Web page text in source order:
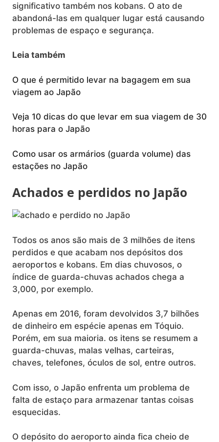
significativo também nos kobans. O ato de
abandoná-las em qualquer lugar está causando
problemas de espaço e segurança.
Leia também
O que é permitido levar na bagagem em sua
viagem ao Japão
Veja 10 dicas do que levar em sua viagem de 30
horas para o Japão
Como usar os armários (guarda volume) das
estações no Japão
Achados e perdidos no Japão
Todos os anos são mais de 3 milhões de itens
perdidos e que acabam nos depósitos dos
aeroportos e kobans. Em dias chuvosos, o
índice de guarda-chuvas achados chega a
3,000, por exemplo.
Apenas em 2016, foram devolvidos 3,7 bilhões
de dinheiro em espécie apenas em Tóquio.
Porém, em sua maioria. os itens se resumem a
guarda-chuvas, malas velhas, carteiras,
chaves, telefones, óculos de sol, entre outros.
Com isso, o Japão enfrenta um problema de
falta de estaço para armazenar tantas coisas
esquecidas.
O depósito do aeroporto ainda fica cheio de